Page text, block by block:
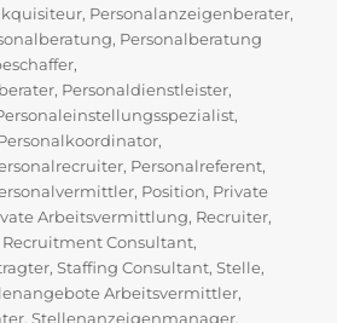
, Personalanzeigenberater,
, Personalberatung
,
, Personaldienstleister,
,
,
, Personalreferent,
, Position, Private
Arbeitsvermittlung, Recruiter,
Recruitment Consultant,
,Staffing Consultant,Stelle,
Arbeitsvermittler,
,Stellenanzeigenmanager,